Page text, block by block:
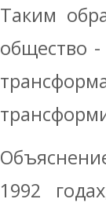
Таким
общество
1992